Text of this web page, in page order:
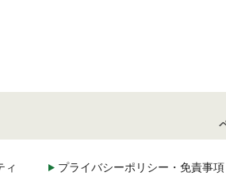
ィ プライバシーポリシー・免責事項